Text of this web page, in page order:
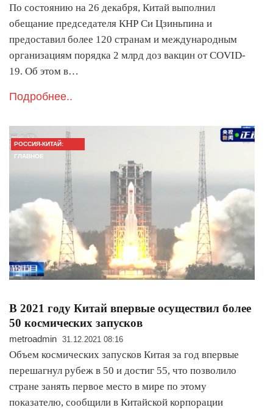
По состоянию на 26 декабря, Китай выполнил
обещание председателя КНР Си Цзиньпина и
предоставил более 120 странам и международным
организациям порядка 2 млрд доз вакцин от COVID-
19. Об этом в…
Подробнее..
РОССИЯ-КИТАЙ:
ГЛАВНОЕ
В 2021 году Китай впервые осуществил более
50 космических запусков
metroadmin 31.12.2021 08:16
Объем космических запусков Китая за год впервые
перешагнул рубеж в 50 и достиг 55, что позволило
стране занять первое место в мире по этому
показателю, сообщили в Китайской корпорации